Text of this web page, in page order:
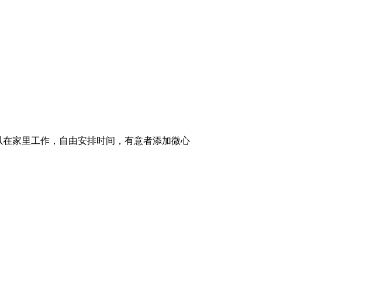
家里工作，自由安排时间，有意者添加微心